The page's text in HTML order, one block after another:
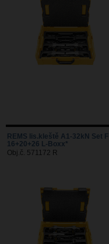
REMS lis.kleště A1-32kN Set F
16+20+26 L-Boxx*
Obj.č. 571172 R